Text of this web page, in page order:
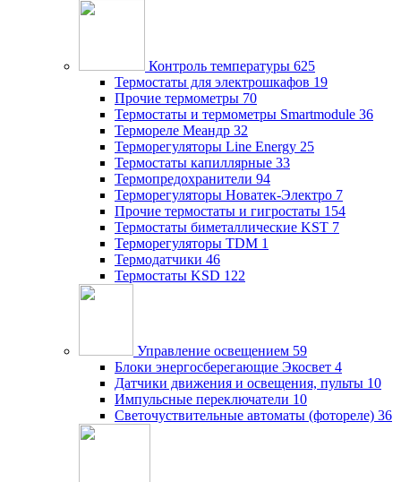
Контроль температуры 625
Термостаты для электрошкафов 19
Прочие термометры 70
Термостаты и термометры Smartmodule 36
Термореле Меандр 32
Терморегуляторы Line Energy 25
Термостаты капиллярные 33
Термопредохранители 94
Терморегуляторы Новатек-Электро 7
Прочие термостаты и гигростаты 154
Термостаты биметаллические KST 7
Терморегуляторы TDM 1
Термодатчики 46
Термостаты KSD 122
Управление освещением 59
Блоки энергосберегающие Экосвет 4
Датчики движения и освещения, пульты 10
Импульсные переключатели 10
Светочуствительные автоматы (фотореле) 36